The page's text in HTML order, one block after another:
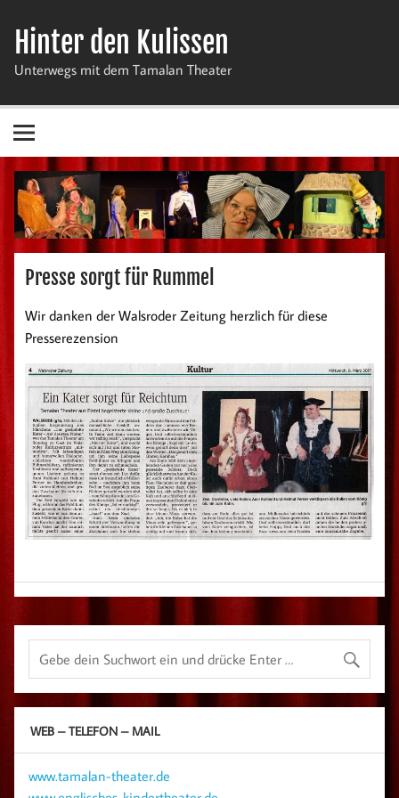
springen
Hinter den Kulissen
Unterwegs mit dem Tamalan Theater
Presse sorgt für Rummel
Wir danken der Walsroder Zeitung herzlich für diese
Presserezension
WEB – TELEFON – MAIL
www.tamalan-theater.de